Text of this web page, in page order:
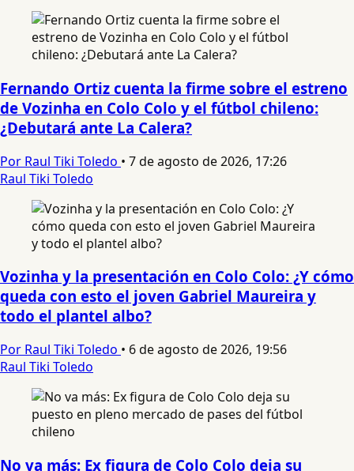
Fernando Ortiz cuenta la firme sobre el estreno
de Vozinha en Colo Colo y el fútbol chileno:
¿Debutará ante La Calera?
Por Raul Tiki Toledo • 7 de agosto de 2026, 17:26
Raul Tiki Toledo
Vozinha y la presentación en Colo Colo: ¿Y cómo
queda con esto el joven Gabriel Maureira y
todo el plantel albo?
Por Raul Tiki Toledo • 6 de agosto de 2026, 19:56
Raul Tiki Toledo
No va más: Ex figura de Colo Colo deja su